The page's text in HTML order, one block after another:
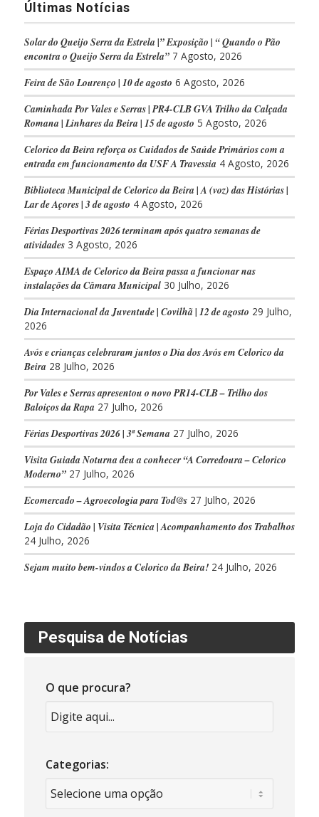
Últimas Notícias
Solar do Queijo Serra da Estrela |” Exposição | “ Quando o Pão
encontra o Queijo Serra da Estrela” 7 Agosto, 2026
Feira de São Lourenço | 10 de agosto 6 Agosto, 2026
Caminhada Por Vales e Serras | PR4-CLB GVA Trilho da Calçada
Romana | Linhares da Beira | 15 de agosto 5 Agosto, 2026
Celorico da Beira reforça os Cuidados de Saúde Primários com a
entrada em funcionamento da USF A Travessia 4 Agosto, 2026
Biblioteca Municipal de Celorico da Beira | A (voz) das Histórias |
Lar de Açores | 3 de agosto 4 Agosto, 2026
Férias Desportivas 2026 terminam após quatro semanas de
atividades 3 Agosto, 2026
Espaço AIMA de Celorico da Beira passa a funcionar nas
instalações da Câmara Municipal 30 Julho, 2026
Dia Internacional da Juventude | Covilhã | 12 de agosto 29 Julho,
2026
Avós e crianças celebraram juntos o Dia dos Avós em Celorico da
Beira 28 Julho, 2026
Por Vales e Serras apresentou o novo PR14-CLB – Trilho dos
Baloiços da Rapa 27 Julho, 2026
Férias Desportivas 2026 | 3ª Semana 27 Julho, 2026
Visita Guiada Noturna deu a conhecer “A Corredoura – Celorico
Moderno” 27 Julho, 2026
Ecomercado – Agroecologia para Tod@s 27 Julho, 2026
Loja do Cidadão | Visita Técnica | Acompanhamento dos Trabalhos
24 Julho, 2026
Sejam muito bem-vindos a Celorico da Beira! 24 Julho, 2026
Pesquisa de Notícias
O que procura?
Categorias: